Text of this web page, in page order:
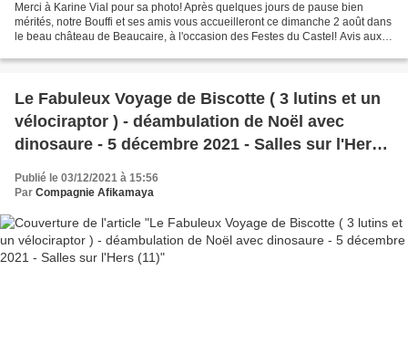
Merci à Karine Vial pour sa photo! Après quelques jours de pause bien
mérités, notre Bouffi et ses amis vous accueilleront ce dimanche 2 août dans
le beau château de Beaucaire, à l'occasion des Festes du Castel! Avis aux
Le Fabuleux Voyage de Biscotte ( 3 lutins et un
vélociraptor ) - déambulation de Noël avec
dinosaure - 5 décembre 2021 - Salles sur l'Hers
(11)
Publié le 03/12/2021 à 15:56
Par Compagnie Afikamaya